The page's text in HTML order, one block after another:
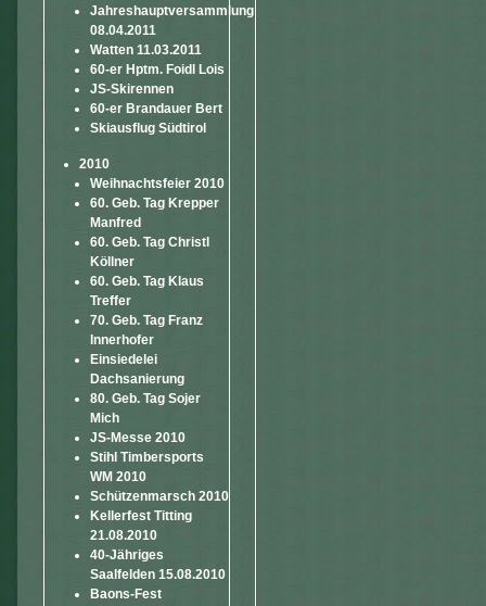
Jahreshauptversammlung
08.04.2011
Watten 11.03.2011
60-er Hptm. Foidl Lois
JS-Skirennen
60-er Brandauer Bert
Skiausflug Südtirol
2010
Weihnachtsfeier 2010
60. Geb. Tag Krepper
Manfred
60. Geb. Tag Christl
Köllner
60. Geb. Tag Klaus
Treffer
70. Geb. Tag Franz
Innerhofer
Einsiedelei
Dachsanierung
80. Geb. Tag Sojer
Mich
JS-Messe 2010
Stihl Timbersports
WM 2010
Schützenmarsch 2010
Kellerfest Titting
21.08.2010
40-Jähriges
Saalfelden 15.08.2010
Baons-Fest